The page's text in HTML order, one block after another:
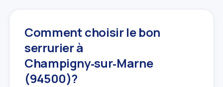
Comment choisir le bon
serrurier à
Champigny‑sur‑Marne
(94500)?